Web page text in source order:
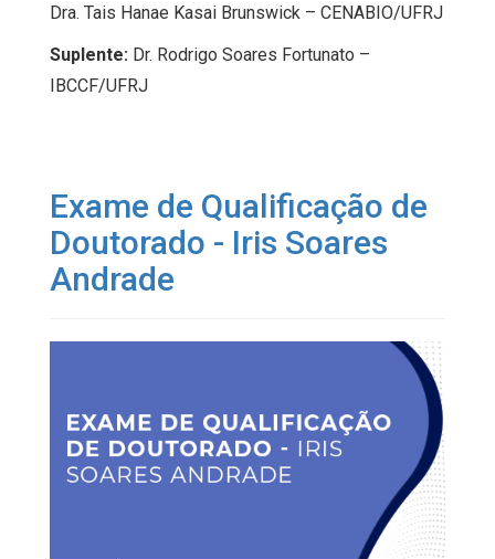
Dra. Tais Hanae Kasai Brunswick – CENABIO/UFRJ
Suplente: Dr. Rodrigo Soares Fortunato –
IBCCF/UFRJ
Exame de Qualificação de
Doutorado - Iris Soares
Andrade